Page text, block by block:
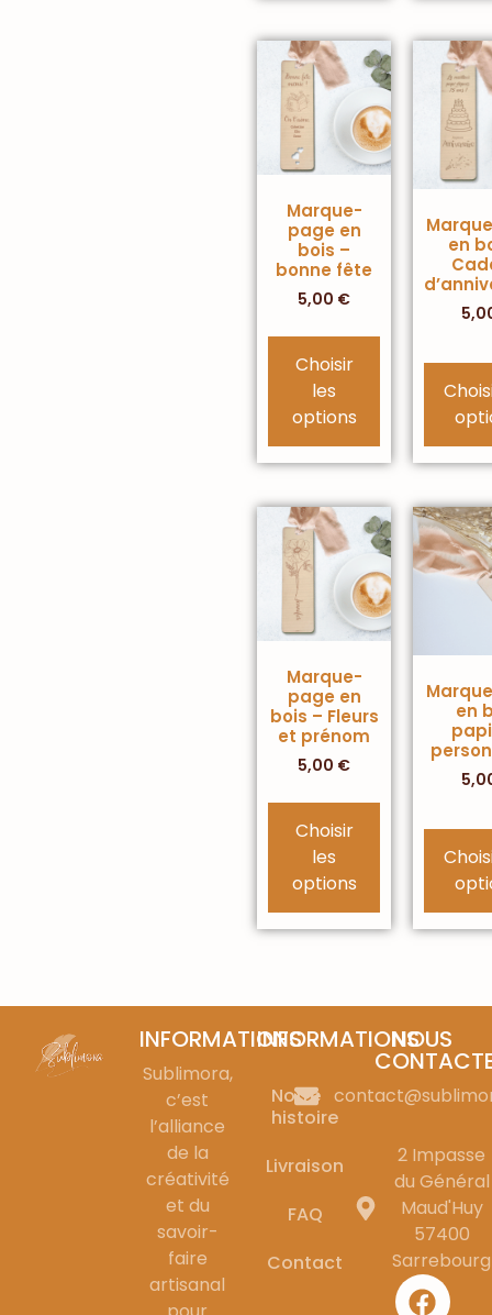
Marque-
page en
bois –
bonne fête
5,00 €
Choisir
les
options
en
Marque-
page en
bois – Fleurs
et prénom
5,00 €
Choisir
les
options
en
INFORMATIONS
Sublimora,
c’est
l’alliance
de la
créativité
et du
savoir-
faire
artisanal
INFORMATIONS
Notre
histoire
Livraison
FAQ
Contact
NOUS
2 Impasse
du Général
Maud'Huy
57400
Sarrebourg